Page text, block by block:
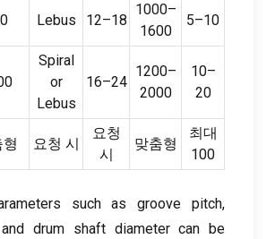
Lebus 12–18
1000–
1600
5–10
Spiral
or
Lebus
16–24
1200–
2000
10–
20
요청 시
요청
시
맞춤형
최대
100
such as groove pitch,
and drum shaft diameter can be